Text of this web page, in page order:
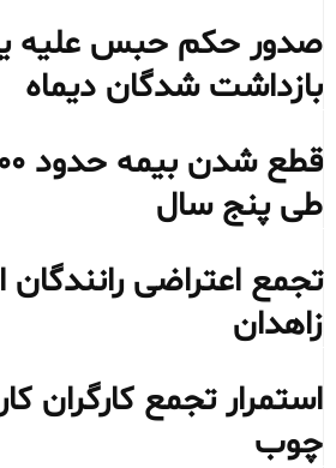
صدور حکم حبس علیه
بازداشت شدگان دیماه
طی پنج سال
تجمع اعتراضی
زاهدان
استمرار تجمع کارگران
چوب